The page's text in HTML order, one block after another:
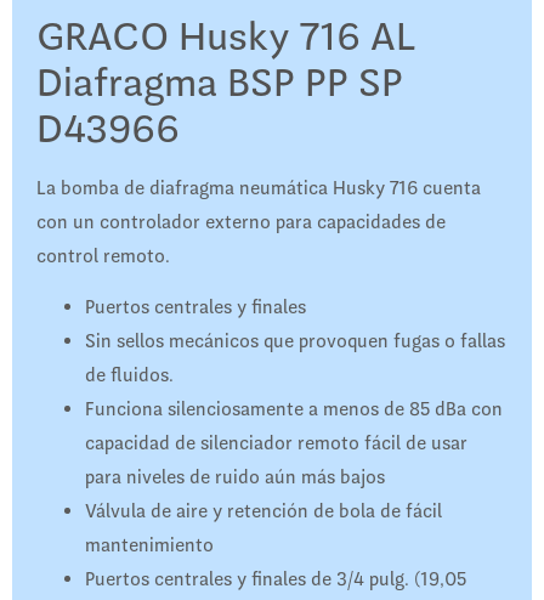
GRACO Husky 716 AL
Diafragma BSP PP SP
D43966
La bomba de diafragma neumática Husky 716 cuenta
con un controlador externo para capacidades de
control remoto.
Puertos centrales y finales
Sin sellos mecánicos que provoquen fugas o fallas
de fluidos.
Funciona silenciosamente a menos de 85 dBa con
capacidad de silenciador remoto fácil de usar
para niveles de ruido aún más bajos
Válvula de aire y retención de bola de fácil
mantenimiento
Puertos centrales y finales de 3/4 pulg. (19,05